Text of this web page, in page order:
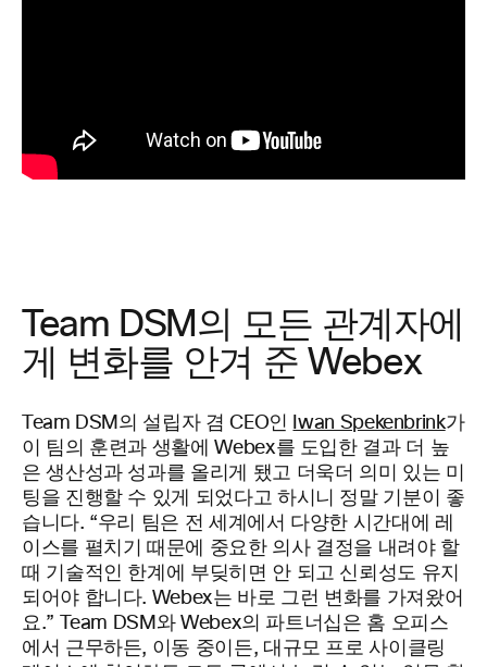
Team DSM의 모든 관계자에
게 변화를 안겨 준 Webex
Team DSM의 설립자 겸 CEO인 Iwan Spekenbrink가
이 팀의 훈련과 생활에 Webex를 도입한 결과 더 높
은 생산성과 성과를 올리게 됐고 더욱더 의미 있는 미
팅을 진행할 수 있게 되었다고 하시니 정말 기분이 좋
습니다. “우리 팀은 전 세계에서 다양한 시간대에 레
이스를 펼치기 때문에 중요한 의사 결정을 내려야 할
때 기술적인 한계에 부딪히면 안 되고 신뢰성도 유지
되어야 합니다. Webex는 바로 그런 변화를 가져왔어
요.” Team DSM와 Webex의 파트너십은 홈 오피스
에서 근무하든, 이동 중이든, 대규모 프로 사이클링